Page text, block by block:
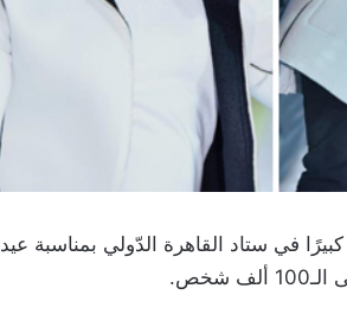
في ستاد القاهرة الدّولي بمناسبة عيد